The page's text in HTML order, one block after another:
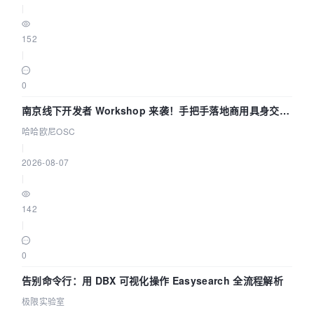
152
0
南京线下开发者 Workshop 来袭！手把手落地商用具身交互
智能 Agent 应用
哈哈欧尼OSC
2026-08-07
142
0
告别命令行：用 DBX 可视化操作 Easysearch 全流程解析
极限实验室